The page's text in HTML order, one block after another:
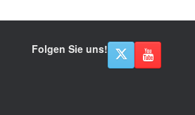
Folgen Sie uns!